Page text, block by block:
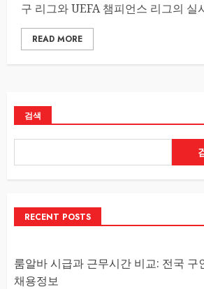
구 리그와 UEFA 챔피언스 리그의 실
READ MORE
검색
RECENT POSTS
룸알바 시급과 근무시간 비교: 전국 구
채용정보